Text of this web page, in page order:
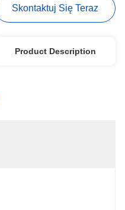
Skontaktuj Się Teraz
Product Description